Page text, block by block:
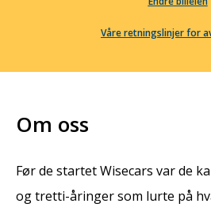
Våre retningslinjer for
Om oss
Før de startet Wisecars var de
og tretti-åringer som lurte på